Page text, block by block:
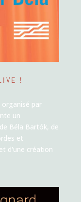
!
organisé par
un
Béla Bartók, de
et
d'une création